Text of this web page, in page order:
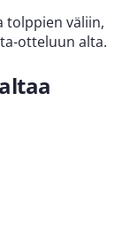
tolppien väliin,
otteluun alta.